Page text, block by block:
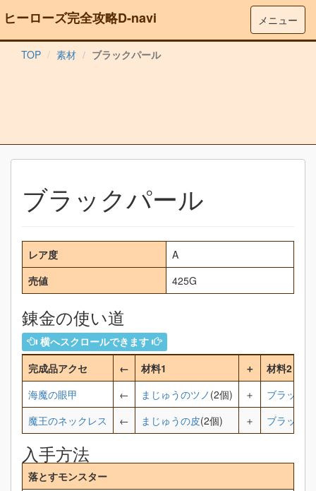
メニュー
ヒーローズ完全攻略D-navi
TOP 素材 ブラックパール
ブラックパール
レア度
A
売値
425G
錬金の使い道
横へスクロールできます
完成品アクセ ← 材料1 ＋
材料2
海魔の眼甲
← まじゅうのツノ (2個) ＋
ブラック
魔王のネックレス
← まじゅうの皮(2個) ＋ ブラック
入手方法
落とすモンスター